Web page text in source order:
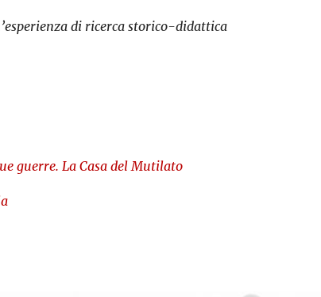
di ricerca storico-didattica
guerre. La Casa del Mutilato